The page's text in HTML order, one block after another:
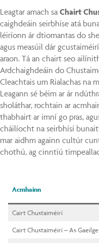
Leagtar amach sa Chairt
caighdeáin seirbhíse atá
léiríonn ár dtiomantas do
agus measúil dár
araon. Tá an chairt seo
Ardchaighdeáin do
Cleachtais um Rialachas na
Leagann sé béim ar ár
sholáthar, rochtain ar
thabhairt ar imní go pras,
cháilíocht na seirbhísí
mar aidhm againn cultúr
chothú, ag cinntiú
Acmhainn
Cairt Chustaiméirí
Cairt Chustaiméirí – As Gaeilge